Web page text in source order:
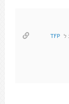
ל TFP